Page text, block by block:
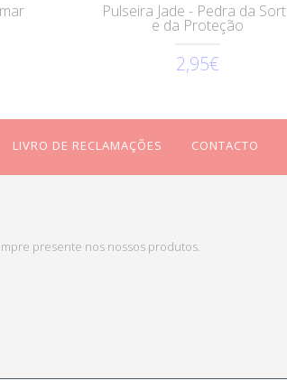
Pulseira Jade - Pedra da
e da Proteção
2,95€
LIVRO DE RECLAMAÇÕES CONTACTO
presente nos nossos produtos.